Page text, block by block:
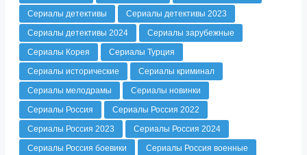
Сериалы детективы
Сериалы детективы 2023
Сериалы детективы 2024
Сериалы зарубежные
Сериалы Корея
Сериалы Турция
Сериалы исторические
Сериалы криминал
Сериалы мелодрамы
Сериалы новинки
Сериалы Россия
Сериалы Россия 2022
Сериалы Россия 2023
Сериалы Россия 2024
Сериалы Россия боевики
Сериалы Россия военные